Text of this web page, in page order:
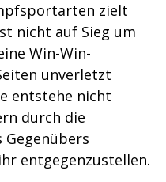
zielt
nicht auf Sieg um
Win-Win-
unverletzt
entstehe nicht
durch die
Gegenübers
entgegenzustellen.